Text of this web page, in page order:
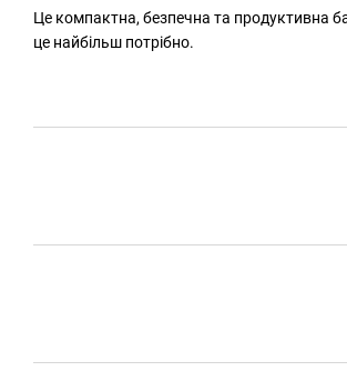
Це компактна, безпечна та продуктивна
це найбільш потрібно.